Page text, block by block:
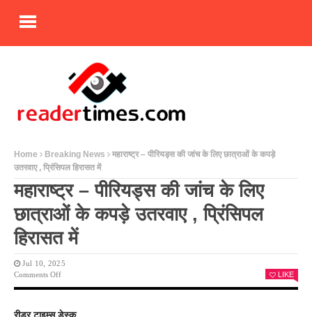
Home Breaking News
महाराष्ट्र – पीरियड्स की जांच के लिए छात्राओं के कपड़े
उतरवाए , प्रिंसिपल हिरासत में
महाराष्ट्र – पीरियड्स की जांच के लिए
छात्राओं के कपड़े उतरवाए , प्रिंसिपल
हिरासत में
Jul 10, 2025
Comments OffOn
LIKE